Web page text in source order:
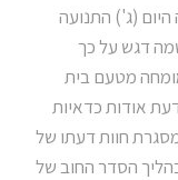
(ג') התנועה
דגש על כך
מטעם בית
אודות כדאיות
חוות דעתו של
הסדר החוב של